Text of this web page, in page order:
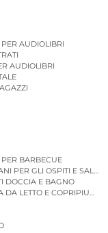
AUDIOLIBRI
AUDIOLIBRI
BARBECUE
PER GLI OSPITI E
DOCCIA E BAGNO
DA LETTO E COPRIPIUMINI